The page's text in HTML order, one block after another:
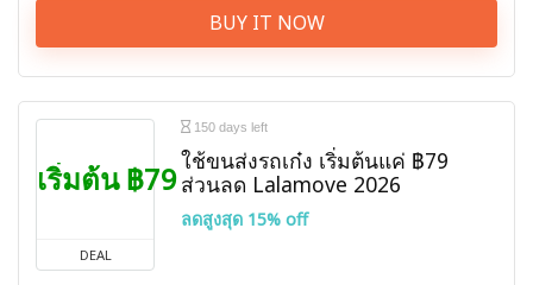
BUY IT NOW
เริ่มต้น ฿79
DEAL
150 days left
ใช้ขนส่งรถเก๋ง เริ่มต้นแค่ ฿79
ส่วนลด Lalamove 2026
ลดสูงสุด 15% off